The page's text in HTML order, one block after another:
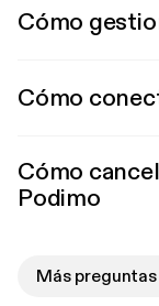
Cómo
Cómo
Cómo
Podimo
Más